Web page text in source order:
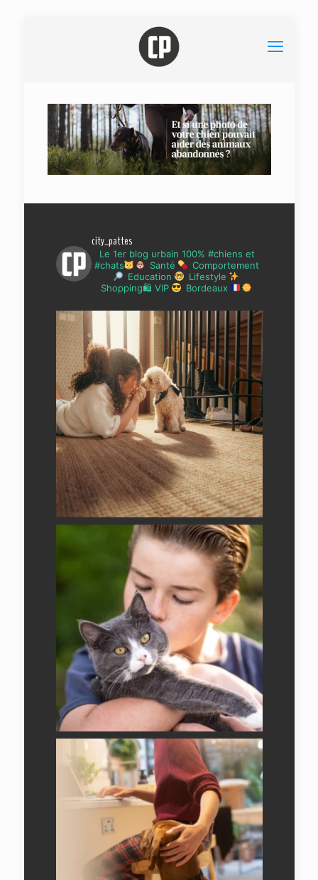
city_pattes
Le 1er blog urbain 100% #chiens et
#chats
Santé
Comportement
Education
Lifestyle
Shopping🛍 VIP
Bordeaux